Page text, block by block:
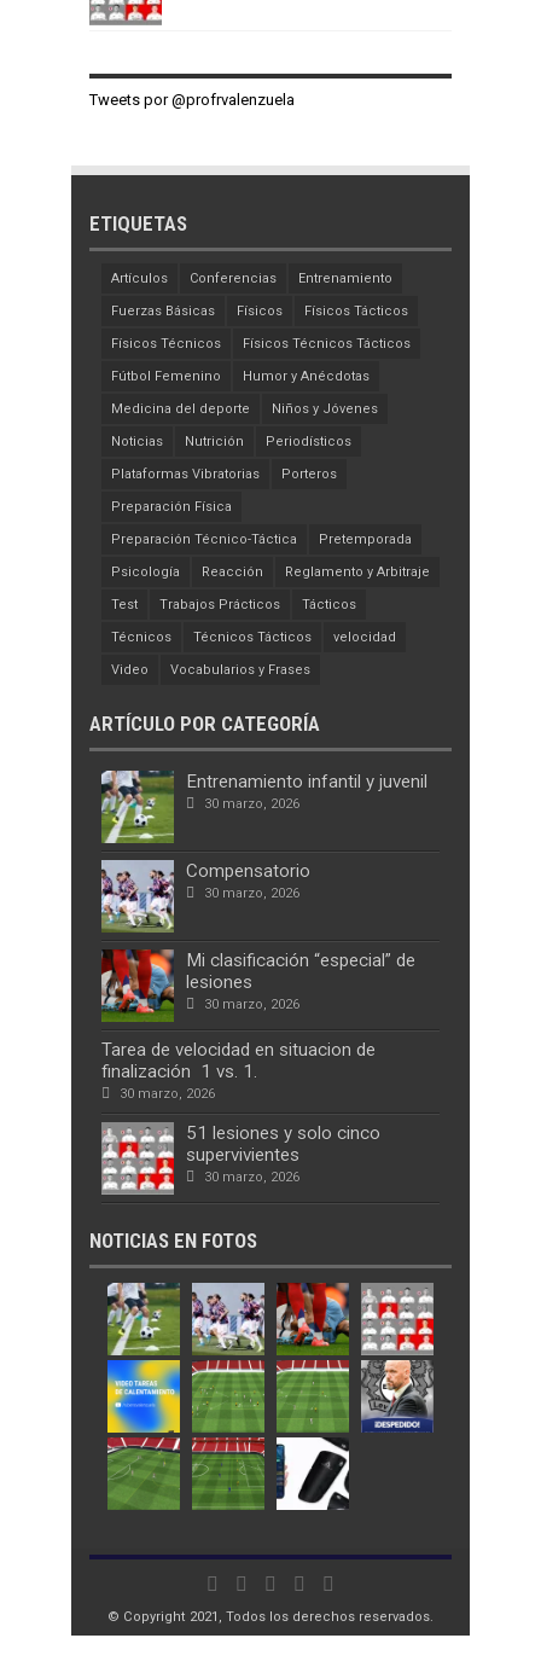
Tweets por @profrvalenzuela
ETIQUETAS
Artículos Conferencias Entrenamiento
Fuerzas Básicas Físicos Físicos Tácticos
Físicos Técnicos Físicos Técnicos Tácticos
Fútbol Femenino Humor y Anécdotas
Medicina del deporte Niños y Jóvenes
Noticias Nutrición Periodísticos
Plataformas Vibratorias Porteros
Preparación Física
Preparación Técnico-Táctica Pretemporada
Psicología Reacción Reglamento y Arbitraje
Test Trabajos Prácticos Tácticos
Técnicos Técnicos Tácticos velocidad
Video Vocabularios y Frases
ARTÍCULO POR CATEGORÍA
Entrenamiento infantil y juvenil
30 marzo, 2026
Compensatorio
30 marzo, 2026
Mi clasificación “especial” de
lesiones
30 marzo, 2026
Tarea de velocidad en situacion de
finalización 1 vs. 1.
30 marzo, 2026
51 lesiones y solo cinco
supervivientes
30 marzo, 2026
NOTICIAS EN FOTOS
© Copyright 2021, Todos los derechos reservados.